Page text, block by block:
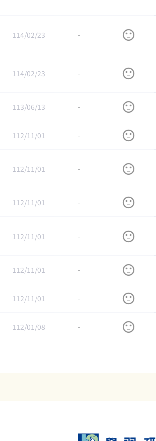
114/02/23 -
114/02/23 -
113/06/13 -
112/11/01 -
112/11/01 -
112/11/01 -
112/11/01 -
112/11/01 -
112/11/01 -
112/01/08 -